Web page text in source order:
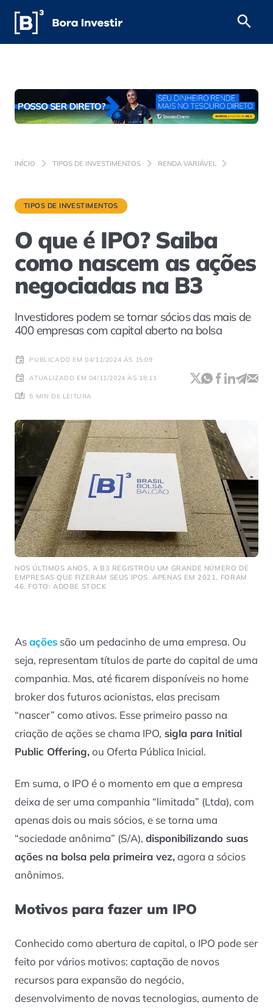
INÍCIO TIPOS DE INVESTIMENTOS RENDA VARIÁVEL
TIPOS DE INVESTIMENTOS
O que é IPO? Saiba
como nascem as ações
negociadas na B3
Investidores podem se tornar sócios das mais de
400 empresas com capital aberto na bolsa
PUBLICADO EM 04/11/2024 ÀS 15:09
ATUALIZADO EM 04/11/2024 ÀS 18:11
5 MIN DE LEITURA
NOS ÚLTIMOS ANOS, A B3 REGISTROU UM GRANDE NÚMERO DE
EMPRESAS QUE FIZERAM SEUS IPOS. APENAS EM 2021, FORAM
46. FOTO: ADOBE STOCK
Asações são um pedacinho de uma empresa. Ou
seja, representam títulos de parte do capital de uma
companhia. Mas, até ficarem disponíveis no home
broker dos futuros acionistas, elas precisam
“nascer” como ativos. Esse primeiro passo na
criação de ações se chama IPO, sigla para Initial
Public Offering,ou Oferta Pública Inicial.
Em suma, o IPO é o momento em que a empresa
deixa de ser uma companhia “limitada” (Ltda), com
apenas dois ou mais sócios, e se torna uma
“sociedade anônima” (S/A), disponibilizando suas
ações na bolsa pela primeira vez,agora a sócios
anônimos.
Motivos para fazer um IPO
Conhecido como abertura de capital, o IPO pode ser
feito por vários motivos: captação de novos
recursos para expansão do negócio,
desenvolvimento de novas tecnologias, aumento de